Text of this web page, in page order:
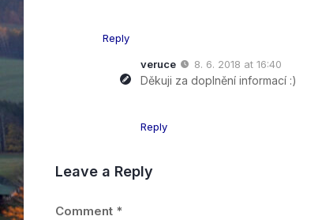
Reply
veruce 8. 6. 2018 at 16:40
Děkuji za doplnění informací :)
Reply
Leave a Reply
Comment *